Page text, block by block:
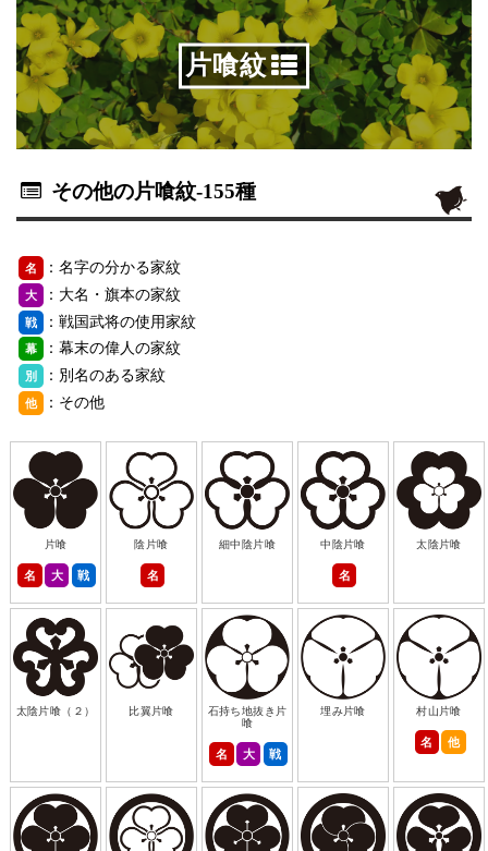
片喰紋
その他の片喰紋-155種
名 ：名字の分かる家紋
大 ：大名・旗本の家紋
戦 ：戦国武将の使用家紋
幕 ：幕末の偉人の家紋
別 ：別名のある家紋
他 ：その他
片喰
名 大 戦
陰片喰
名
細中陰片喰 中陰片喰
名
太陰片喰
太陰片喰（２） 比翼片喰
石持ち地抜き片
喰
名 大 戦
埋み片喰 村山片喰
名 他